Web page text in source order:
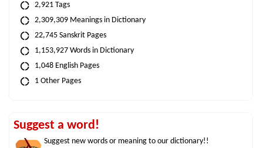
2,921 Tags
2,309,309 Meanings in Dictionary
22,745 Sanskrit Pages
1,153,927 Words in Dictionary
1,048 English Pages
1 Other Pages
Suggest a word!
Suggest new words or meaning to our dictionary!!